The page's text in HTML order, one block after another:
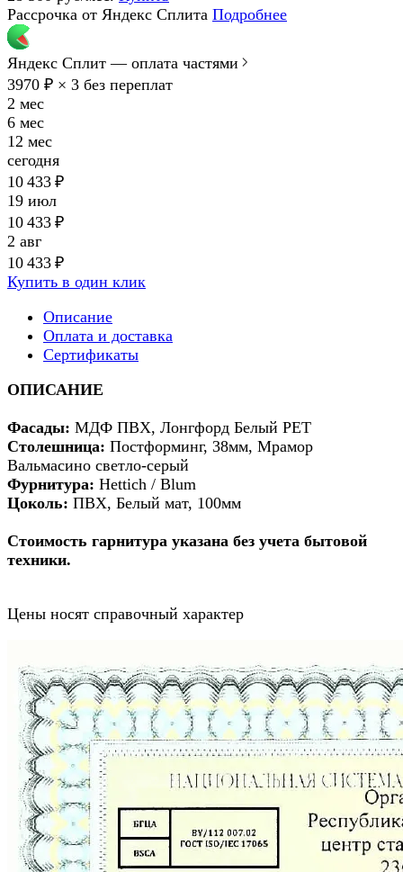
Рассрочка от Яндекс Сплита Подробнее
Яндекс Сплит — оплата частями
3970 ₽ × 3 без переплат
2 мес
6 мес
12 мес
сегодня
10 433 ₽
19 июл
10 433 ₽
2 авг
10 433 ₽
Купить в один клик
Описание
Оплата и доставка
Сертификаты
ОПИСАНИЕ
Фасады: МДФ ПВХ, Лонгфорд Белый PET
Столешница: Постформинг, 38мм, Мрамор
Вальмасино светло-серый
Фурнитура: Hettich / Blum
Цоколь: ПВХ, Белый мат, 100мм
Стоимость гарнитура указана без учета бытовой
техники.
Цены носят справочный характер